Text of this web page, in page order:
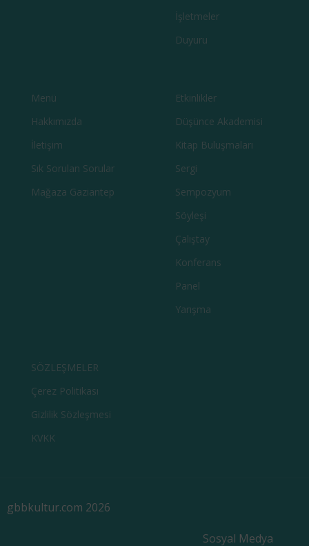
İşletmeler
Duyuru
Menü
Hakkımızda
İletişim
Sık Sorulan Sorular
Mağaza Gaziantep
Etkinlikler
Düşünce Akademisi
Kitap Buluşmaları
Sergi
Sempozyum
Söyleşi
Çalıştay
Konferans
Panel
Yarışma
SÖZLEŞMELER
Çerez Politikası
Gizlilik Sözleşmesi
KVKK
gbbkultur.com 2026
Sosyal Medya